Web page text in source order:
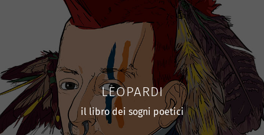
LEOPARDI
il libro dei sogni poetici